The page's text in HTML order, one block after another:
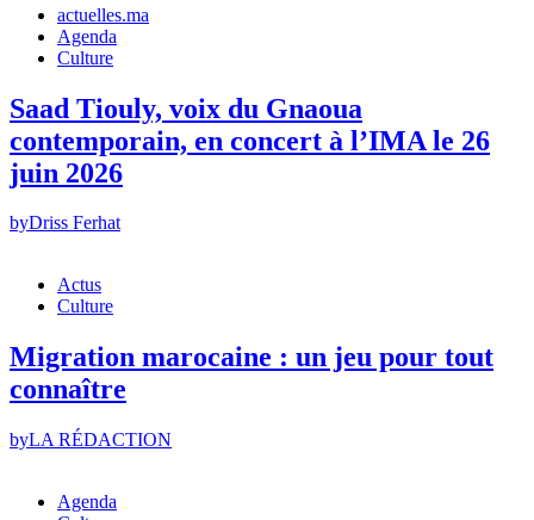
actuelles.ma
Agenda
Culture
Saad Tiouly, voix du Gnaoua
contemporain, en concert à l’IMA le 26
juin 2026
byDriss Ferhat
Actus
Culture
Migration marocaine : un jeu pour tout
connaître
byLA RÉDACTION
Agenda